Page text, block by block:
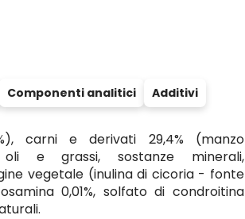
Componenti analitici Additivi
carni e derivati 29,4% (manzo
e grassi, sostanze minerali,
vegetale (inulina di cicoria - fonte
0,01%, solfato di condroitina